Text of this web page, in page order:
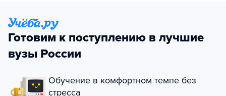
Готовим к поступлению в лучшие
вузы России
Обучение в комфортном темпе без
стресса